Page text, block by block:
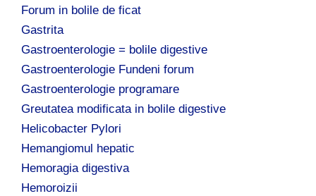
Forum in bolile de ficat
Gastrita
Gastroenterologie = bolile digestive
Gastroenterologie Fundeni forum
Gastroenterologie programare
Greutatea modificata in bolile digestive
Helicobacter Pylori
Hemangiomul hepatic
Hemoragia digestiva
Hemoroizii